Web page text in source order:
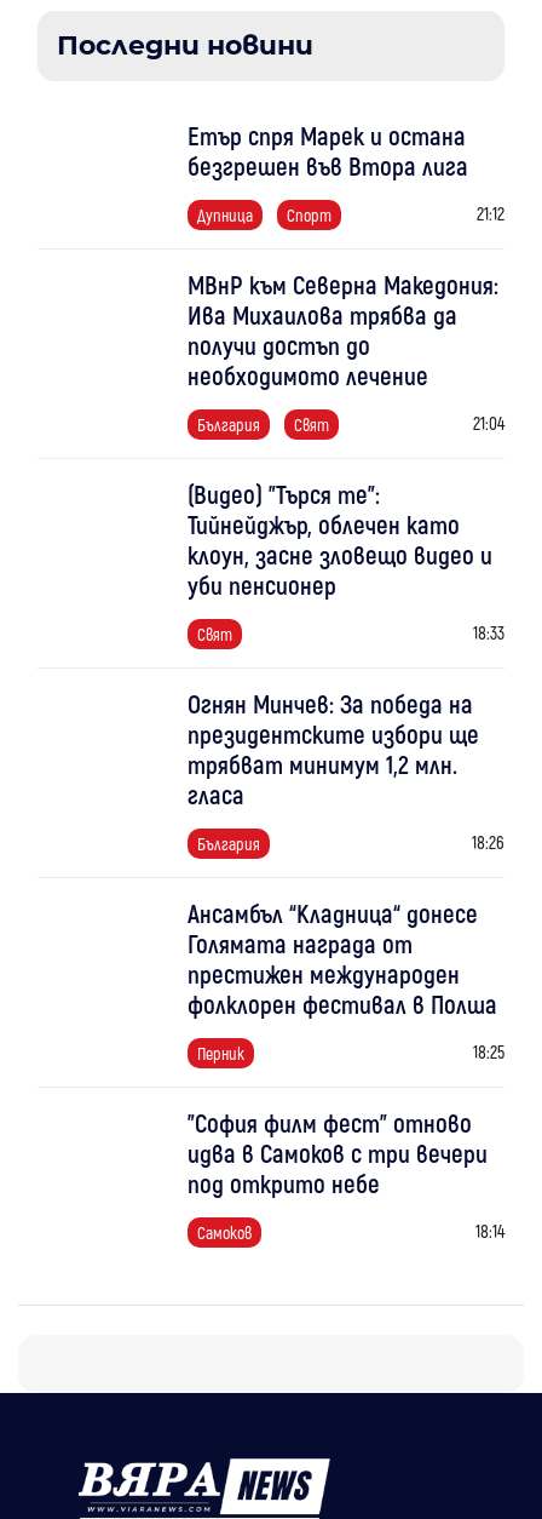
Последни новини
Етър спря Марек и остана
безгрешен във Втора лига
Дупница Спорт 21:12
МВнР към Северна Македония:
Ива Михаилова трябва да
получи достъп до
необходимото лечение
България Свят 21:04
(Видео) "Търся те":
Тийнейджър, облечен като
клоун, засне зловещо видео и
уби пенсионер
Свят 18:33
Огнян Минчев: За победа на
президентските избори ще
трябват минимум 1,2 млн.
гласа
България 18:26
Ансамбъл “Кладница“ донесе
Голямата награда от
престижен международен
фолклорен фестивал в Полша
Перник 18:25
"София филм фест" отново
идва в Самоков с три вечери
под открито небе
Самоков 18:14